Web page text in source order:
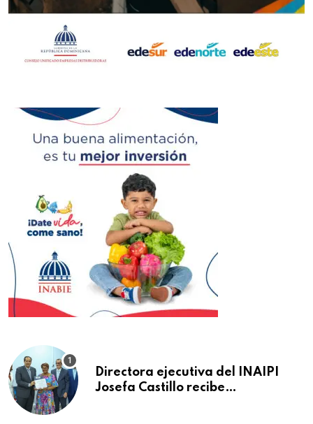
Directora ejecutiva del INAIPI
Josefa Castillo recibe